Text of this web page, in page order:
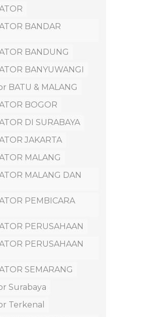
BANDAR
BANDUNG
BANYUWANGI
BATU & MALANG
BOGOR
DI SURABAYA
JAKARTA
MALANG
MALANG DAN
PEMBICARA
PERUSAHAAN
PERUSAHAAN
SEMARANG
Surabaya
Terkenal